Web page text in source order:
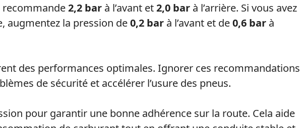
2,2 bar à l’avant et2,0 bar à l’arrière. Si vous avez
augmentez la pression de0,2 bar à l’avant et de0,6 bar à
des performances optimales. Ignorer ces recommandations
de sécurité et accélérer l’usure des pneus.
pour garantir une bonne adhérence sur la route. Cela aide